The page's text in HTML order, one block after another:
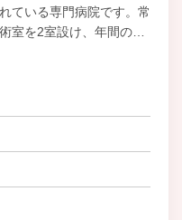
ている専門病院です。常
室を2室設け、年間の